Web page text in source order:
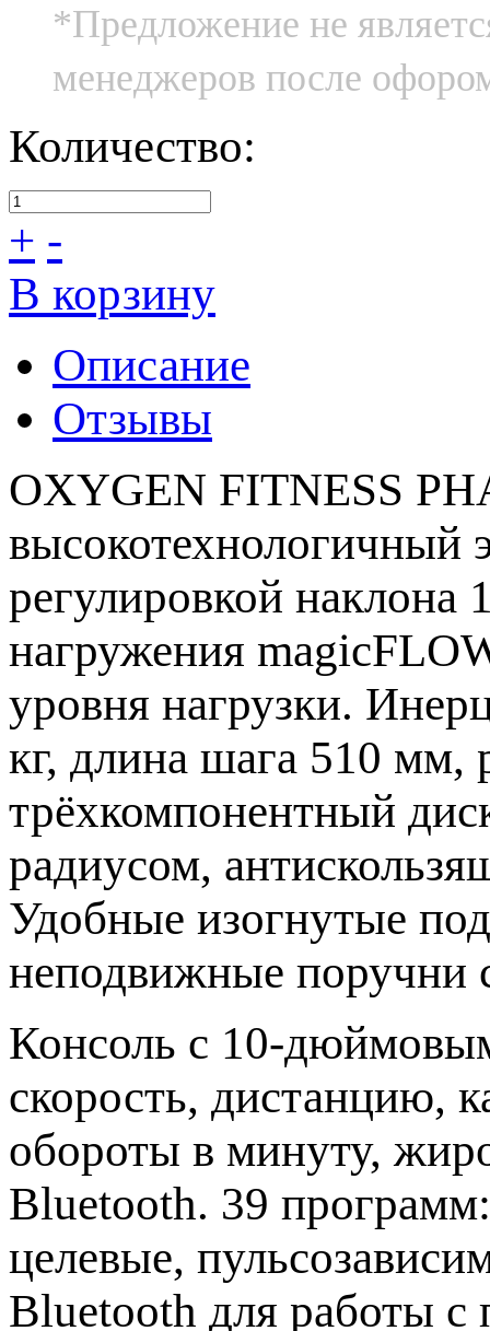
*Предложение не
менеджеров после
Количество:
+ -
В корзину
Описание
Отзывы
OXYGEN FITNESS
высокотехнологичный
регулировкой наклона
нагружения
уровня нагрузки.
кг, длина шага 510 мм,
трёхкомпонентный
радиусом,
Удобные изогнутые
неподвижные поручни
Консоль с 10-
скорость, дистанцию,
обороты в минуту,
Bluetooth. 39
целевые,
Bluetooth для работы